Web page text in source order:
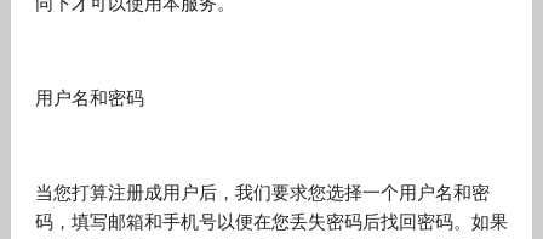
用户名和密码
当您打算注册成用户后，我们要求您选择一个用户名和密
码，填写邮箱和手机号以便在您丢失密码后找回密码。如果